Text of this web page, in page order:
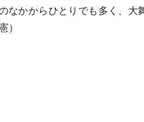
なかからひとりでも多く、大
）